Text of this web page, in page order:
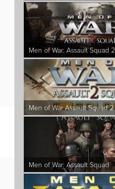
Men of War: Assault Squad 2
Men of War: Assault Squad